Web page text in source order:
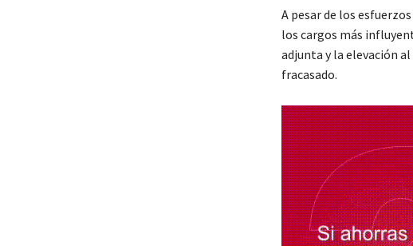
A pesar de los
los cargos más
adjunta y la elevación
fracasado.